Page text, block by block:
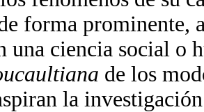
forma prominente,
una ciencia social o
de los
la